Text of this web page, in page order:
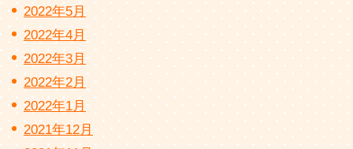
2022年5月
2022年4月
2022年3月
2022年2月
2022年1月
2021年12月